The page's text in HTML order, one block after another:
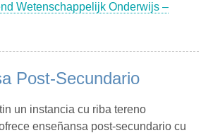
Wetenschappelijk Onderwijs –
Post-Secundario
un instancia cu riba tereno
enseñansa post-secundario cu